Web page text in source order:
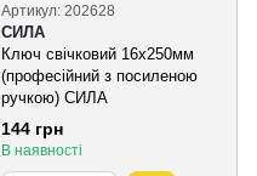
Артикул: 202628
СИЛА
Ключ свічковий 16x250мм
(професійний з посиленою
ручкою) СИЛА
144 грн
В наявності